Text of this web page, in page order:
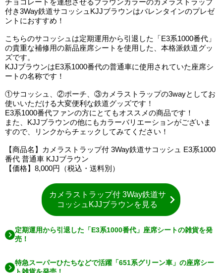
チョコレートを連想させるブラウンカラーのカメラストラップ
付き3Way鉄道サコッシュKJJブラウンはバレンタインのプレゼ
ントにおすすめ！
こちらのサコッシュは定期運用から引退した「E3系1000番代」
の貴重な補修用の新品座席シートを使用した、本格派鉄道グッ
ズです。
KJJブラウンはE3系1000番代の普通車に使用されていた座席シ
ートの名称です！
①サコッシュ、②ポーチ、③カメラストラップの3wayとしてお
使いいただける大変便利な鉄道グッズです！
E3系1000番代ファンの方にとてもオススメの商品です！
また、KJJブラウンの他にもカラーバリエーションがございま
すので、リンクからチェックしてみてください！
【商品名】カメラストラップ付 3Way鉄道サコッシュ E3系1000
番代 普通車 KJJブラウン
【価格】8,000円（税込・送料別）
カメラストラップ付 3Way鉄道サ
コッシュKJJブラウンを見る
定期運用から引退した「E3系1000番代」座席シートの雑貨を発
売！
特急スーパーひたちなどで活躍「651系グリーン車」の座席シー